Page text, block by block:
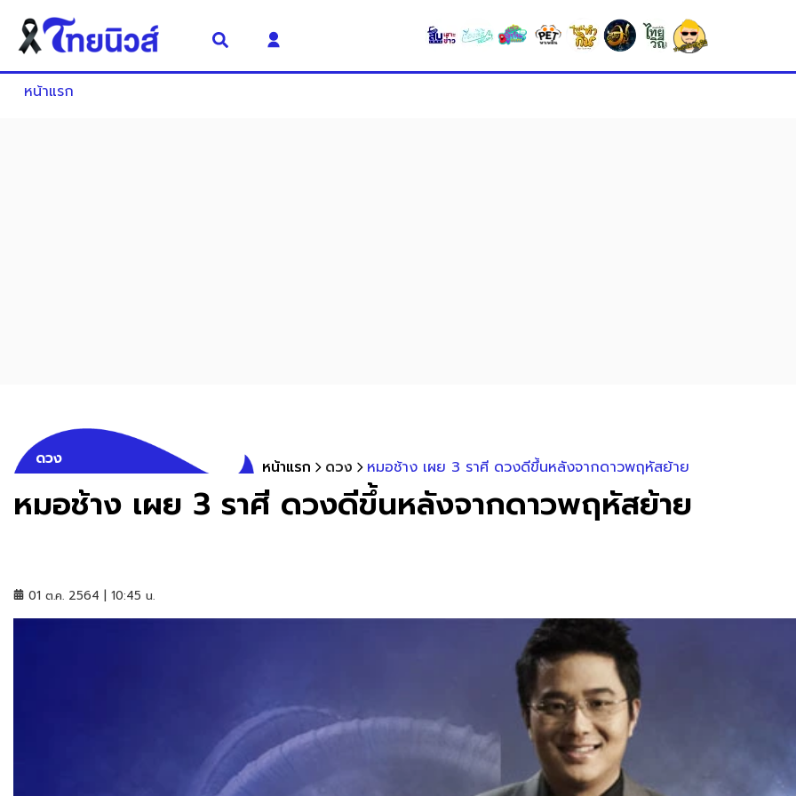
หน้าแรก
ดวง หน้าแรก ดวง หมอช้าง เผย 3 ราศี ดวงดีขึ้นหลังจากดาวพฤหัสย้าย
หมอช้าง เผย 3 ราศี ดวงดีขึ้นหลังจากดาวพฤหัสย้าย
01 ต.ค. 2564 | 10:45 น.